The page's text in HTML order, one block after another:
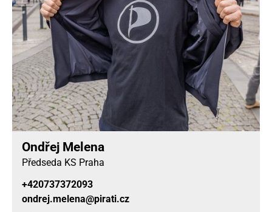
Ondřej Melena
Předseda KS Praha
+420737372093
ondrej.melena@pirati.cz